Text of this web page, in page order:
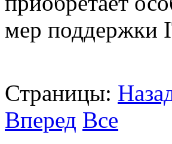
мер поддержки
Страницы:
Вперед Все